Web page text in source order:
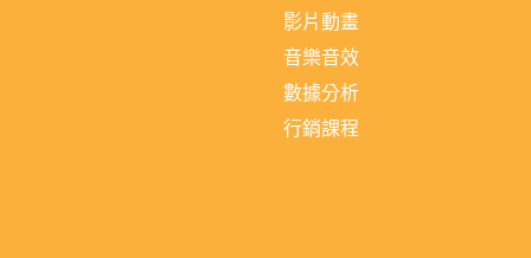
影片動畫
音樂音效
數據分析
行銷課程